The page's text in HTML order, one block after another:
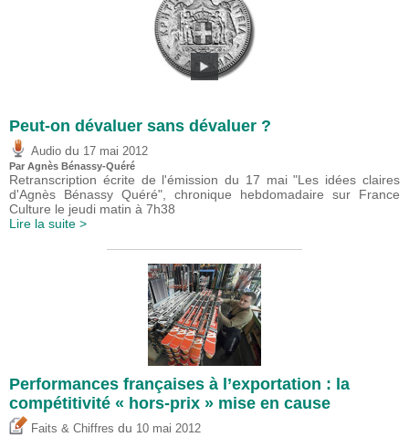
Peut-on dévaluer sans dévaluer ?
Audio du 17 mai 2012
Par Agnès Bénassy-Quéré
Retranscription écrite de l'émission du 17 mai "Les idées claires
d'Agnès Bénassy Quéré", chronique hebdomadaire sur France
Culture le jeudi matin à 7h38
Lire la suite >
Performances françaises à l’exportation : la
compétitivité « hors-prix » mise en cause
Faits & Chiffres du 10 mai 2012